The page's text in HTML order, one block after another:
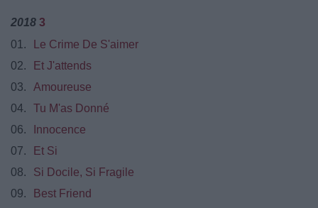
2018 3
01.
Le Crime De S'aimer
02.
Et J'attends
03.
Amoureuse
04.
Tu M'as Donné
06.
Innocence
07.
Et Si
08.
Si Docile, Si Fragile
09.
Best Friend